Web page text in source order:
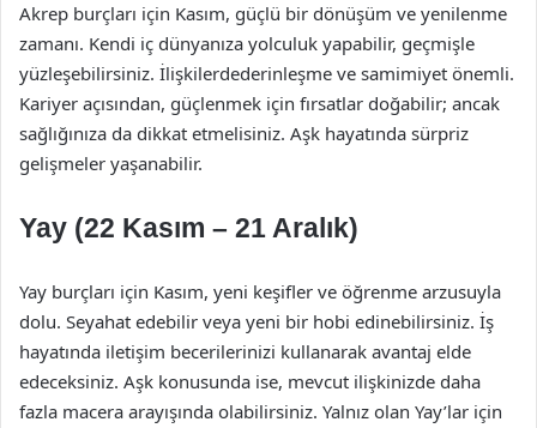
Akrep burçları için Kasım, güçlü bir dönüşüm ve yenilenme
zamanı. Kendi iç dünyanıza yolculuk yapabilir, geçmişle
yüzleşebilirsiniz. İlişkilerdederinleşme ve samimiyet önemli.
Kariyer açısından, güçlenmek için fırsatlar doğabilir; ancak
sağlığınıza da dikkat etmelisiniz. Aşk hayatında sürpriz
gelişmeler yaşanabilir.
Yay (22 Kasım – 21 Aralık)
Yay burçları için Kasım, yeni keşifler ve öğrenme arzusuyla
dolu. Seyahat edebilir veya yeni bir hobi edinebilirsiniz. İş
hayatında iletişim becerilerinizi kullanarak avantaj elde
edeceksiniz. Aşk konusunda ise, mevcut ilişkinizde daha
fazla macera arayışında olabilirsiniz. Yalnız olan Yay’lar için